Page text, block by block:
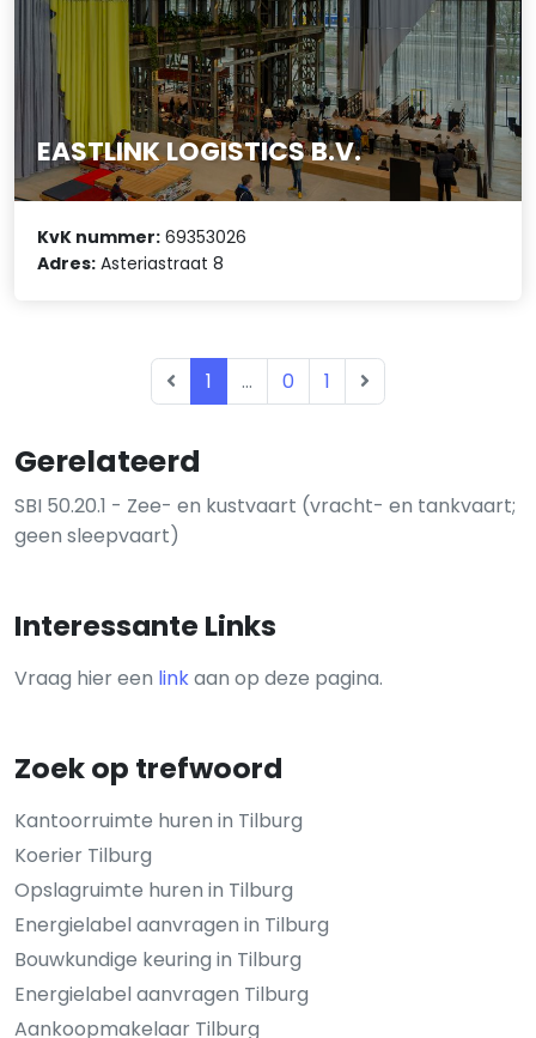
Gerelateerd
SBI 50.20.1 - Zee- en kustvaart (vracht- en tankvaart;
geen sleepvaart)
Interessante Links
Vraag hier een linkaan op deze pagina.
Zoek op trefwoord
Kantoorruimte huren in Tilburg
Koerier Tilburg
Opslagruimte huren in Tilburg
Energielabel aanvragen in Tilburg
Bouwkundige keuring in Tilburg
Energielabel aanvragen Tilburg
Aankoopmakelaar Tilburg
EASTLINK LOGISTICS B.V.
KvK nummer: 69353026
Adres: Asteriastraat 8
1 ... 0 1